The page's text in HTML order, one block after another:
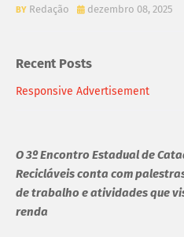
Redação dezembro 08, 2025
Recent Posts
Responsive Advertisement
O 3º Encontro Estadual de
Recicláveis conta com
de trabalho e atividades que
renda